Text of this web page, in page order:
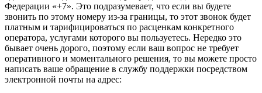
Федерации «+7». Это подразумевает, что если вы будете
звонить по этому номеру из-за границы, то этот звонок будет
платным и тарифицироваться по расценкам конкретного
оператора, услугами которого вы пользуетесь. Нередко это
бывает очень дорого, поэтому если ваш вопрос не требует
оперативного и моментального решения, то вы можете просто
написать ваше обращение в службу поддержки посредством
электронной почты на адрес: